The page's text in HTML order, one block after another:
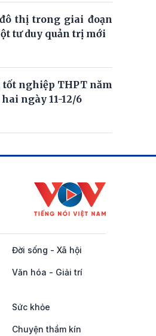
thị trong giai đoạn
tư duy quản trị mới
nghiệp THPT năm
ngày 11-12/6
Đời sống - Xã hội
Văn hóa - Giải trí
Sức khỏe
Chuyện thầm kín